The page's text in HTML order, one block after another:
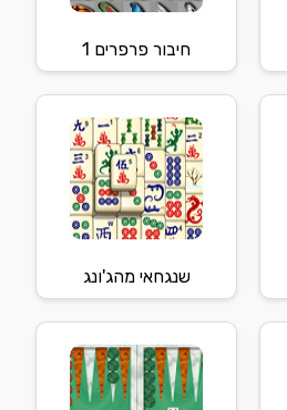
חיבור פרפרים 1
שנגחאי מהג'ונג